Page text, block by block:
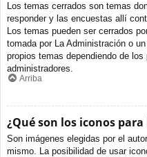
Los temas cerrados son temas
responder y las encuestas allí
Los temas pueden ser cerrados
tomada por La Administración o
propios temas dependiendo de
administradores.
Arriba
¿Qué son los iconos
Son imágenes elegidas por el
mismo. La posibilidad de usar